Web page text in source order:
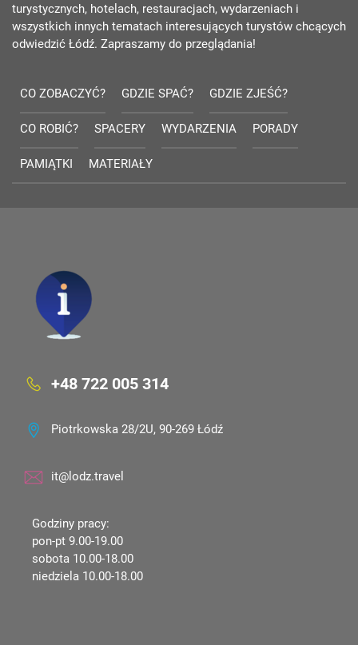
turystycznych, hotelach, restauracjach, wydarzeniach i
wszystkich innych tematach interesujących turystów chcących
odwiedzić Łódź. Zapraszamy do przeglądania!
CO ZOBACZYĆ? GDZIE SPAĆ? GDZIE ZJEŚĆ?
CO ROBIĆ? SPACERY WYDARZENIA PORADY
PAMIĄTKI MATERIAŁY
+48 722 005 314
Piotrkowska 28/2U, 90-269 Łódź
it@lodz.travel
Godziny pracy:
pon-pt 9.00-19.00
sobota 10.00-18.00
niedziela 10.00-18.00